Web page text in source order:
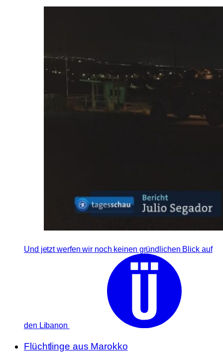
Und jetzt werfen wir noch keinen gründlichen Blick auf
den Libanon
Flüchtlinge aus Marokko